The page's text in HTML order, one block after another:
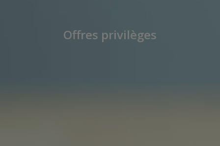
Offres privilèges